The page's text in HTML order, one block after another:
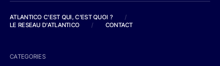
ATLANTICO C'EST QUI, C'EST QUOI ?
/
LE RESEAU D'ATLANTICO
/ CONTACT
CATEGORIES